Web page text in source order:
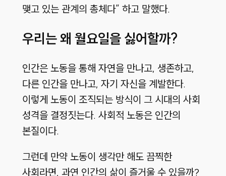
맺고 있는 관계의 총체다” 하고 말했다.
우리는 왜 월요일을 싫어할까?
인간은 노동을 통해 자연을 만나고, 생존하고,
다른 인간을 만나고, 자기 자신을 계발한다.
이렇게 노동이 조직되는 방식이 그 시대의 사회
성격을 결정짓는다. 사회적 노동은 인간의
본질이다.
그런데 만약 노동이 생각만 해도 끔찍한
사회라면, 과연 인간의 삶이 즐거울 수 있을까?